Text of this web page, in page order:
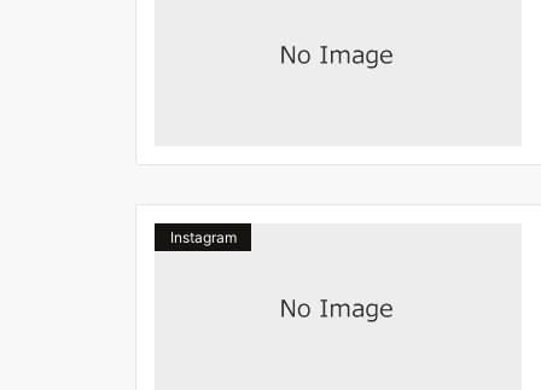
Instagram